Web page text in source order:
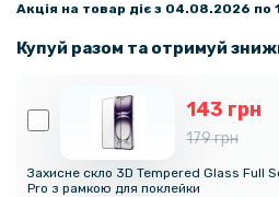
Акція на товар діє з 04.08.2026 по
Купуй разом та отримуй
143 грн
179 грн
Захисне скло 3D Tempered Glass Full
Pro з рамкою для поклейки